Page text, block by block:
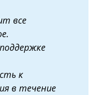
все
к
в течение